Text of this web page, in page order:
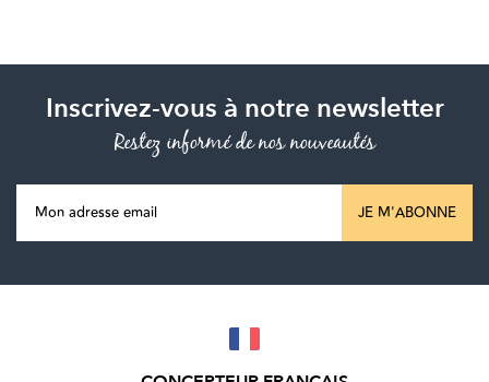
Inscrivez-vous à notre newsletter
Restez informé de nos nouveautés
JE M'ABONNE